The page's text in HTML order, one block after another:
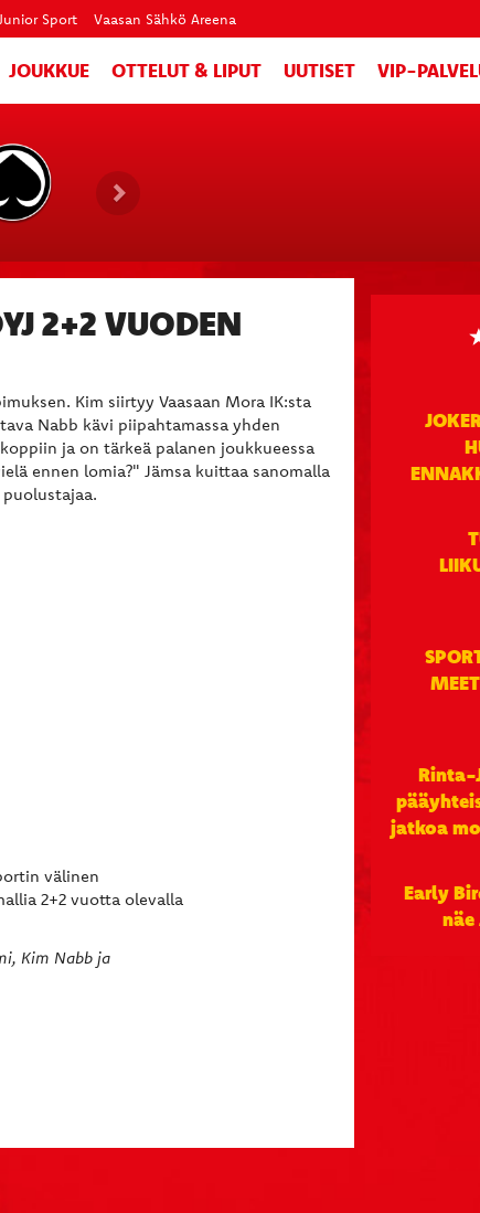
Junior Sport Vaasan Sähkö Areena
JOUKKUE OTTELUT & LIPUT UUTISET VIP-
2+2 VUODEN
Kim siirtyy Vaasaan Mora IK:sta
Nabb kävi piipahtamassa yhden
ja on tärkeä palanen joukkueessa
ennen lomia?" Jämsa kuittaa sanomalla
välinen
2+2 vuotta olevalla
Kim Nabb ja
Rinta-
jatkoa
Early